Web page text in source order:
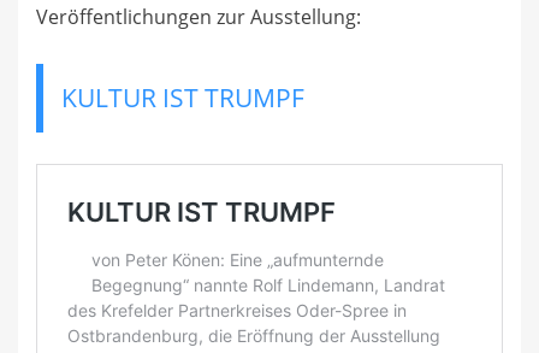
Veröffentlichungen zur Ausstellung:
KULTUR IST TRUMPF